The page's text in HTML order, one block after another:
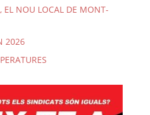
EL NOU LOCAL DE MONT-
2026